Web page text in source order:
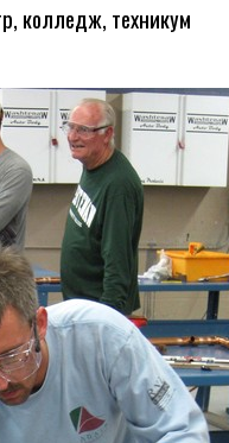
колледж, техникум